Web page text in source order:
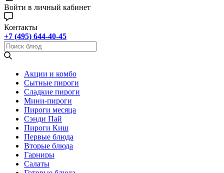
Войти в личный кабинет
Контакты
+7 (495) 644-40-45
Акции и комбо
Cытные пироги
Сладкие пироги
Мини-пироги
Пироги месяца
Сэнди Пай
Пироги Киш
Первые блюда
Вторые блюда
Гарниры
Салаты